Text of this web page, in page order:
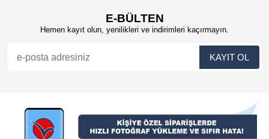
E-BÜLTEN
Hemen kayıt olun, yenilikleri ve indirimleri kaçırmayın.